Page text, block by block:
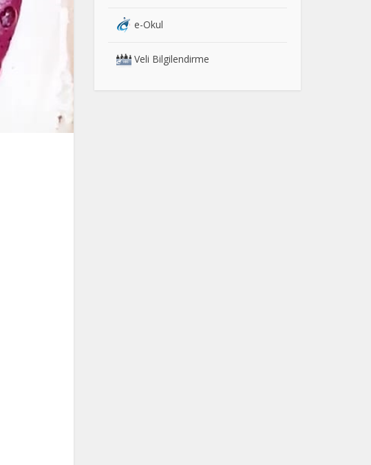
e-Okul
Veli Bilgilendirme